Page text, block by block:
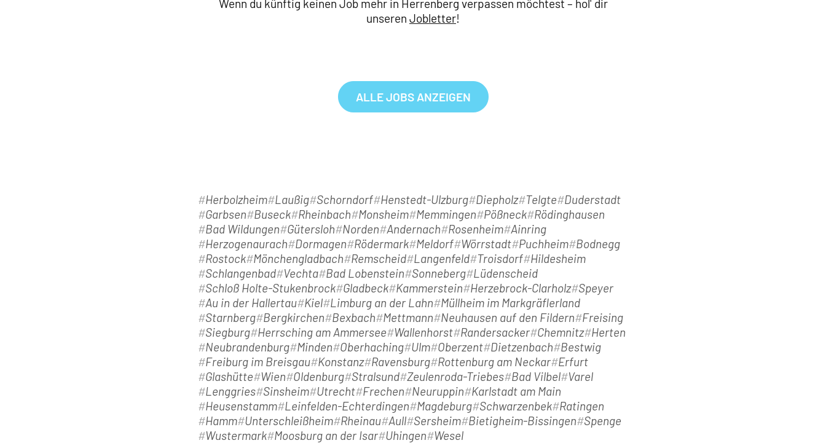
Wenn du künftig keinen Job mehr in Herrenberg verpassen möchtest – hol' dir
unseren Jobletter!
ALLE JOBS ANZEIGEN
Herbolzheim Laußig Schorndorf Henstedt-Ulzburg Diepholz Telgte
Duderstadt
Garbsen
Buseck Rheinbach Monsheim Memmingen Pößneck Rödinghausen
Bad Wildungen
Gütersloh Norden Andernach Rosenheim Ainring
Herzogenaurach
Dormagen Rödermark Meldorf Wörrstadt Puchheim Bodnegg
Rostock Mönchengladbach Remscheid Langenfeld Troisdorf Hildesheim
Schlangenbad
Vechta Bad Lobenstein Sonneberg Lüdenscheid
Schloß Holte-Stukenbrock Gladbeck Kammerstein Herzebrock-Clarholz Speyer
Au in der Hallertau Kiel Limburg an der Lahn
Müllheim im Markgräflerland
Starnberg Bergkirchen Bexbach Mettmann Neuhausen auf den Fildern
Freising
Siegburg Herrsching am Ammersee Wallenhorst Randersacker Chemnitz Herten
Neubrandenburg Minden Oberhaching Ulm Oberzent Dietzenbach
Bestwig
Freiburg im Breisgau Konstanz Ravensburg Rottenburg am Neckar Erfurt
Glashütte
Wien Oldenburg Stralsund Zeulenroda-Triebes Bad Vilbel
Varel
Lenggries Sinsheim Utrecht Frechen Neuruppin
Karlstadt am Main
Heusenstamm Leinfelden-Echterdingen Magdeburg Schwarzenbek Ratingen
Hamm Unterschleißheim Rheinau Aull Sersheim Bietigheim-Bissingen
Spenge
Wustermark Moosburg an der Isar Uhingen Wesel